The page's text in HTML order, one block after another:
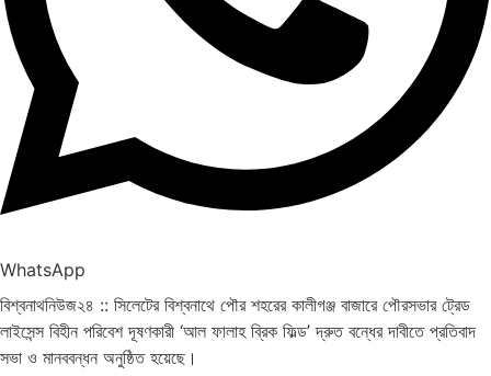
WhatsApp
বিশ্বনাথনিউজ২৪ :: সিলেটের বিশ্বনাথে পৌর শহরের কালীগঞ্জ বাজারে পৌরসভার ট্রেড
লাইসেন্স বিহীন পরিবেশ দূষণকারী ‘আল ফালাহ ব্রিক ফিল্ড’ দ্রুত বন্ধের দাবীতে প্রতিবাদ
সভা ও মানববন্ধন অনুষ্ঠিত হয়েছে।